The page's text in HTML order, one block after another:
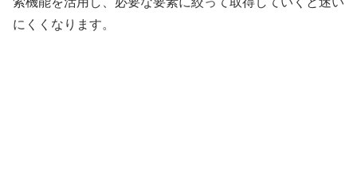
にくくなります。